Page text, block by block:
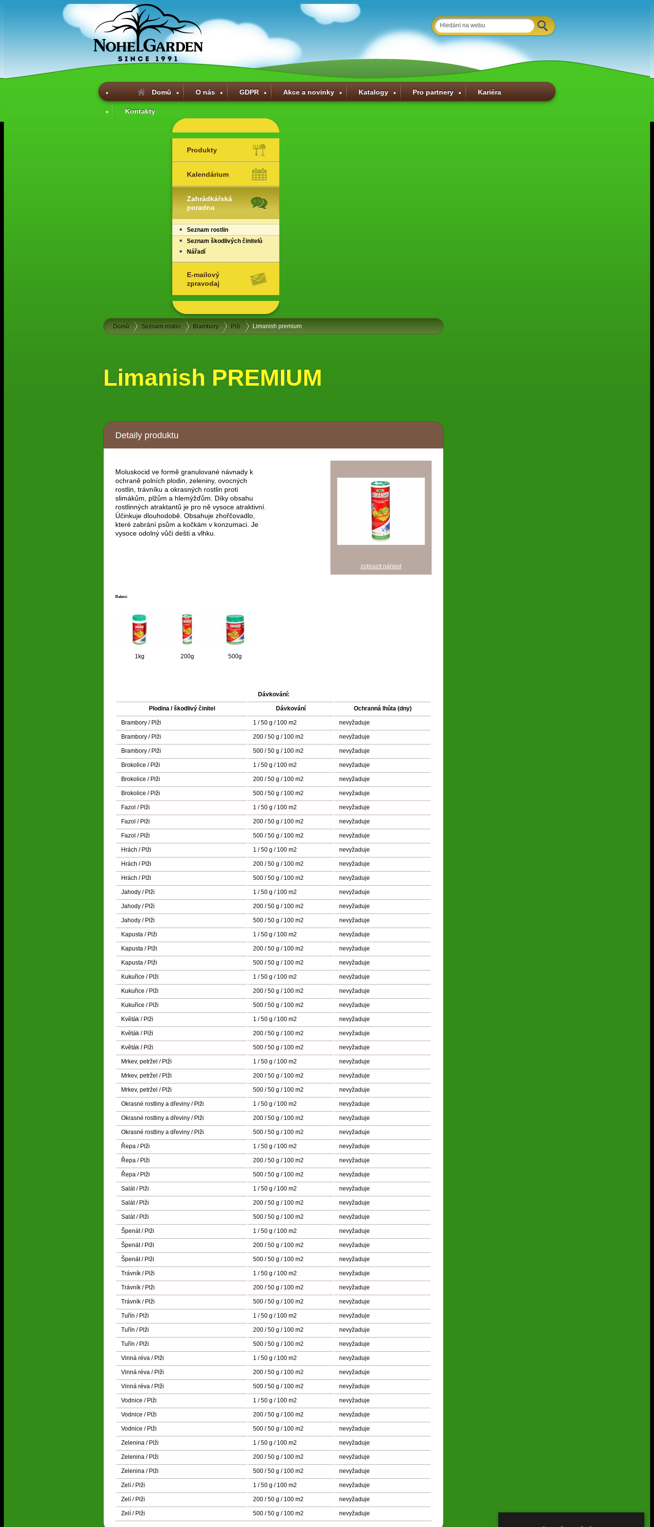
Domů O nás GDPR Akce a novinky Katalogy Pro partnery Kariéra
Kontakty
Produkty
Kalendárium
Zahrádkářská
poradna
Seznam rostlin
Seznam škodlivých činitelů
Nářadí
E-mailový
zpravodaj
Domů Seznam rostlin Brambory Plži Limanish premium
Limanish PREMIUM
Detaily produktu
Moluskocid ve formě granulované návnady k
ochraně polních plodin, zeleniny, ovocných
rostlin, trávníku a okrasných rostlin proti
slimákům, plžům a hlemýžďům. Díky obsahu
rostlinných atraktantů je pro ně vysoce atraktivní.
Účinkuje dlouhodobě. Obsahuje zhořčovadlo,
které zabrání psům a kočkám v konzumaci. Je
vysoce odolný vůči dešti a vlhku.
zobrazit náhled
Balení:
1kg 200g 500g
Dávkování:
Plodina / škodlivý činitel Dávkování Ochranná lhůta (dny)
Brambory / Plži 1 / 50 g / 100 m2 nevyžaduje
Brambory / Plži 200 / 50 g / 100 m2 nevyžaduje
Brambory / Plži 500 / 50 g / 100 m2 nevyžaduje
Brokolice / Plži 1 / 50 g / 100 m2 nevyžaduje
Brokolice / Plži 200 / 50 g / 100 m2 nevyžaduje
Brokolice / Plži 500 / 50 g / 100 m2 nevyžaduje
Fazol / Plži 1 / 50 g / 100 m2 nevyžaduje
Fazol / Plži 200 / 50 g / 100 m2 nevyžaduje
Fazol / Plži 500 / 50 g / 100 m2 nevyžaduje
Hrách / Plži 1 / 50 g / 100 m2 nevyžaduje
Hrách / Plži 200 / 50 g / 100 m2 nevyžaduje
Hrách / Plži 500 / 50 g / 100 m2 nevyžaduje
Jahody / Plži 1 / 50 g / 100 m2 nevyžaduje
Jahody / Plži 200 / 50 g / 100 m2 nevyžaduje
Jahody / Plži 500 / 50 g / 100 m2 nevyžaduje
Kapusta / Plži 1 / 50 g / 100 m2 nevyžaduje
Kapusta / Plži 200 / 50 g / 100 m2 nevyžaduje
Kapusta / Plži 500 / 50 g / 100 m2 nevyžaduje
Kukuřice / Plži 1 / 50 g / 100 m2 nevyžaduje
Kukuřice / Plži 200 / 50 g / 100 m2 nevyžaduje
Kukuřice / Plži 500 / 50 g / 100 m2 nevyžaduje
Květák / Plži 1 / 50 g / 100 m2 nevyžaduje
Květák / Plži 200 / 50 g / 100 m2 nevyžaduje
Květák / Plži 500 / 50 g / 100 m2 nevyžaduje
Mrkev, petržel / Plži 1 / 50 g / 100 m2 nevyžaduje
Mrkev, petržel / Plži 200 / 50 g / 100 m2 nevyžaduje
Mrkev, petržel / Plži 500 / 50 g / 100 m2 nevyžaduje
Okrasné rostliny a dřeviny / Plži 1 / 50 g / 100 m2 nevyžaduje
Okrasné rostliny a dřeviny / Plži 200 / 50 g / 100 m2 nevyžaduje
Okrasné rostliny a dřeviny / Plži 500 / 50 g / 100 m2 nevyžaduje
Řepa / Plži 1 / 50 g / 100 m2 nevyžaduje
Řepa / Plži 200 / 50 g / 100 m2 nevyžaduje
Řepa / Plži 500 / 50 g / 100 m2 nevyžaduje
Salát / Plži 1 / 50 g / 100 m2 nevyžaduje
Salát / Plži 200 / 50 g / 100 m2 nevyžaduje
Salát / Plži 500 / 50 g / 100 m2 nevyžaduje
Špenát / Plži 1 / 50 g / 100 m2 nevyžaduje
Špenát / Plži 200 / 50 g / 100 m2 nevyžaduje
Špenát / Plži 500 / 50 g / 100 m2 nevyžaduje
Trávník / Plži 1 / 50 g / 100 m2 nevyžaduje
Trávník / Plži 200 / 50 g / 100 m2 nevyžaduje
Trávník / Plži 500 / 50 g / 100 m2 nevyžaduje
Tuřín / Plži 1 / 50 g / 100 m2 nevyžaduje
Tuřín / Plži 200 / 50 g / 100 m2 nevyžaduje
Tuřín / Plži 500 / 50 g / 100 m2 nevyžaduje
Vinná réva / Plži 1 / 50 g / 100 m2 nevyžaduje
Vinná réva / Plži 200 / 50 g / 100 m2 nevyžaduje
Vinná réva / Plži 500 / 50 g / 100 m2 nevyžaduje
Vodnice / Plži 1 / 50 g / 100 m2 nevyžaduje
Vodnice / Plži 200 / 50 g / 100 m2 nevyžaduje
Vodnice / Plži 500 / 50 g / 100 m2 nevyžaduje
Zelenina / Plži 1 / 50 g / 100 m2 nevyžaduje
Zelenina / Plži 200 / 50 g / 100 m2 nevyžaduje
Zelenina / Plži 500 / 50 g / 100 m2 nevyžaduje
Zelí / Plži 1 / 50 g / 100 m2 nevyžaduje
Zelí / Plži 200 / 50 g / 100 m2 nevyžaduje
Zelí / Plži 500 / 50 g / 100 m2 nevyžaduje